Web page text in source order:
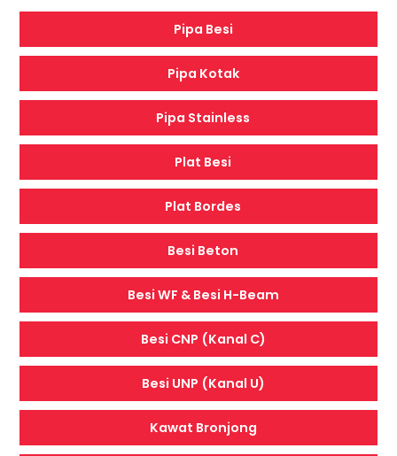
Pipa Besi
Pipa Kotak
Pipa Stainless
Plat Besi
Plat Bordes
Besi Beton
Besi WF & Besi H-Beam
Besi CNP (Kanal C)
Besi UNP (Kanal U)
Kawat Bronjong